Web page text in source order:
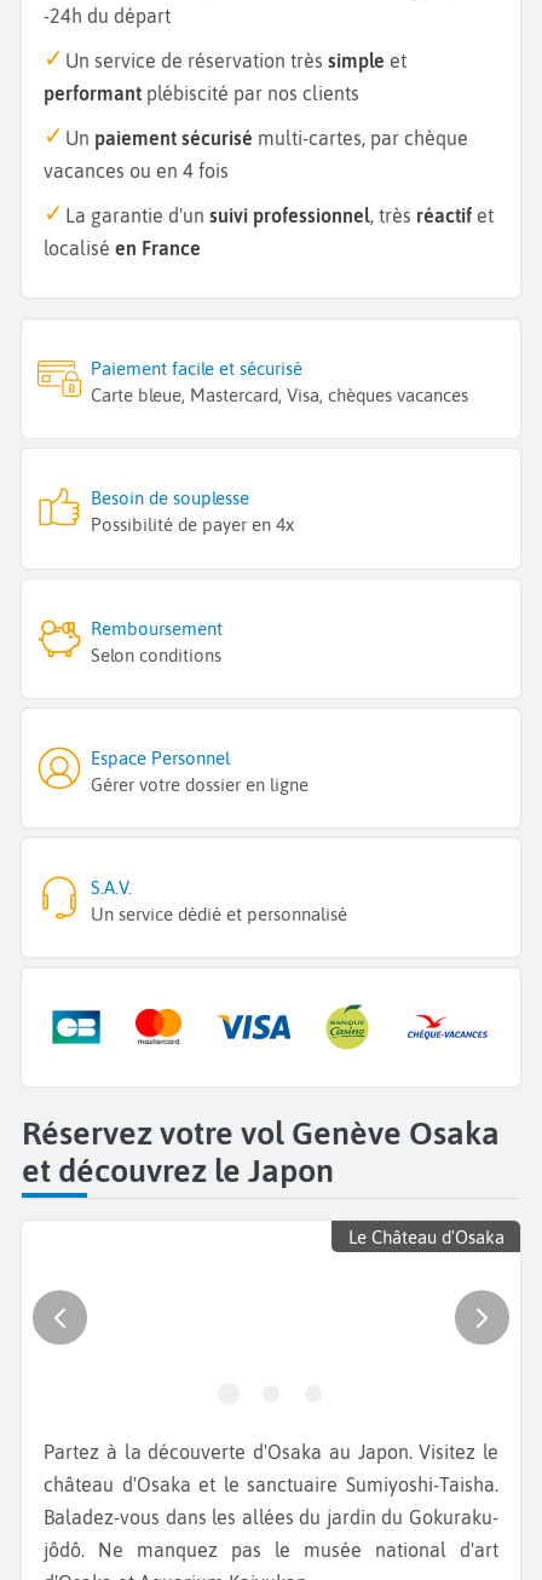
-24h du départ
Un service de réservation très simple et
performant plébiscité par nos clients
Un paiement sécurisé multi-cartes, par chèque
vacances ou en 4 fois
La garantie d'un suivi professionnel, très réactif et
localisé en France
Paiement facile et sécurisé
Carte bleue, Mastercard, Visa, chèques vacances
Besoin de souplesse
Possibilité de payer en 4x
Remboursement
Selon conditions
Espace Personnel
Gérer votre dossier en ligne
S.A.V.
Un service dédié et personnalisé
Réservez votre vol Genève Osaka
et découvrez le Japon
Le Château d'Osaka
Partez à la découverte d'Osaka au Japon. Visitez le
château d'Osaka et le sanctuaire Sumiyoshi-Taisha.
Baladez-vous dans les allées du jardin du Gokuraku-
jôdô. Ne manquez pas le musée national d'art